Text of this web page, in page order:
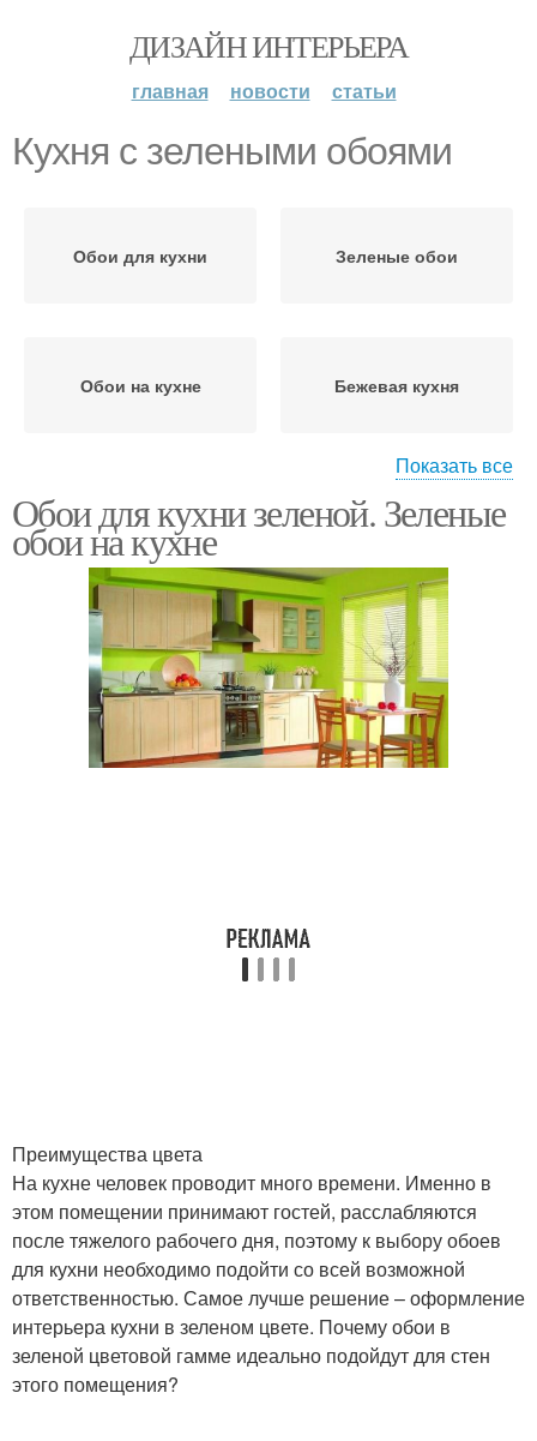
ДИЗАЙН ИНТЕРЬЕРА
главная новости статьи
Кухня с зелеными обоями
Обои для кухни Зеленые обои
Обои на кухне Бежевая кухня
кухни
Обои на кухню
Показать все
Обои для кухни зеленой. Зеленые
обои на кухне
Преимущества цвета
На кухне человек проводит много времени. Именно в
этом помещении принимают гостей, расслабляются
после тяжелого рабочего дня, поэтому к выбору обоев
для кухни необходимо подойти со всей возможной
ответственностью. Самое лучше решение – оформление
интерьера кухни в зеленом цвете. Почему обои в
зеленой цветовой гамме идеально подойдут для стен
этого помещения?